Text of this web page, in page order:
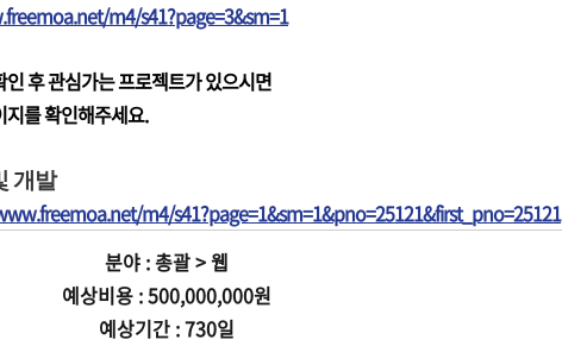
m4/s41?page=3&sm=1
후 관심가는 프로젝트가 있으시면
를 확인해주세요.
개발
m4/s41?page=1&sm=1&pno=25121&first_pno=25121
분야 : 총괄 > 웹
예상비용 : 500,000,000원
예상기간 : 730일